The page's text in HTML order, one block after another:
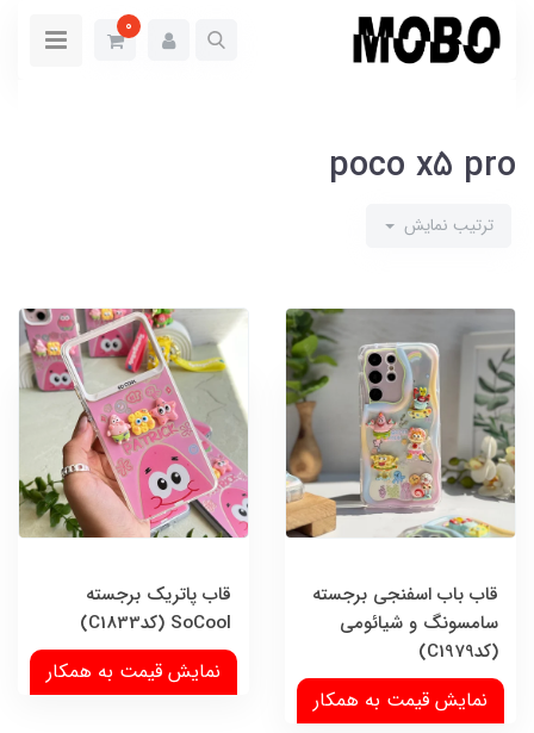
0
poco x5 pro
ترتیب نمایش
قاب باب اسفنجی برجسته
سامسونگ و شیائومی
(کدC1979)
نمایش قیمت به همکار
قاب پاتریک برجسته
SoCool (کدC1833)
نمایش قیمت به همکار